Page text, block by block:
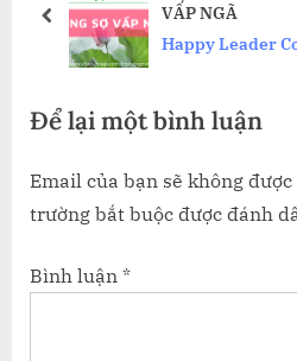
P
t
s
VẤP NGÃ
Happy Leader
prev
Để lại một bình luận
Email của bạn sẽ không
trường bắt buộc được đánh
Bình luận *